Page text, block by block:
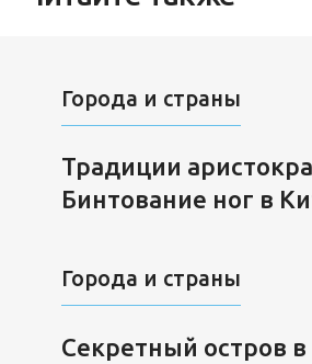
Города и страны
Традиции
Бинтование ног в
Города и страны
Секретный остров